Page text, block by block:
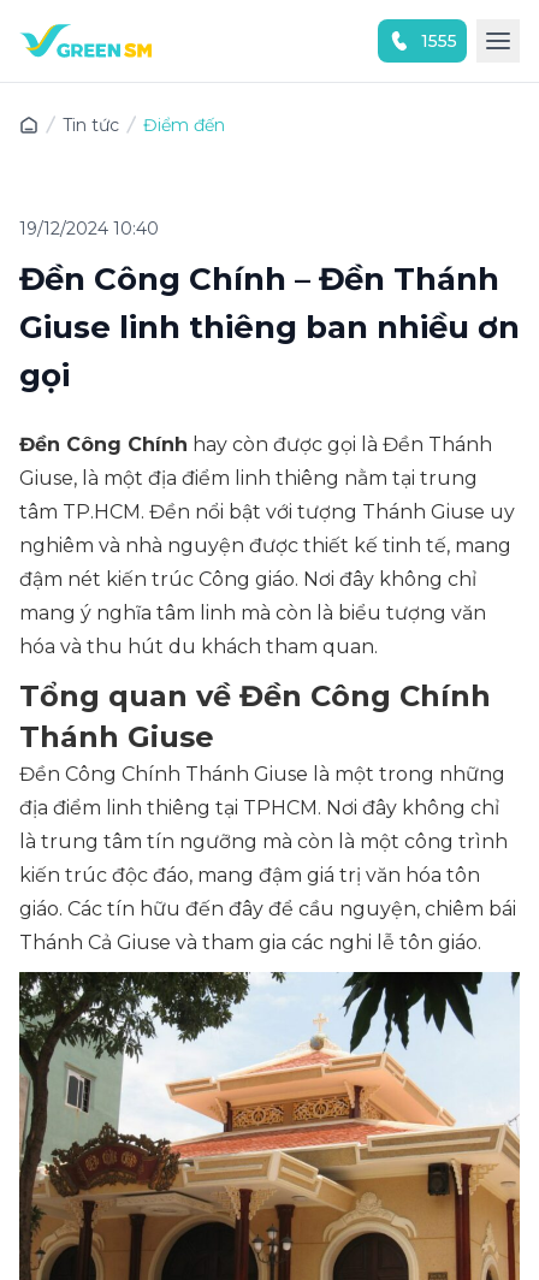
1555
Tin tức Điểm đến
19/12/2024 10:40
Đền Công Chính – Đền Thánh
Giuse linh thiêng ban nhiều ơn
gọi
Đền Công Chính hay còn được gọi là Đền Thánh
Giuse, là một địa điểm linh thiêng nằm tại trung
tâm TP.HCM. Đền nổi bật với tượng Thánh Giuse uy
nghiêm và nhà nguyện được thiết kế tinh tế, mang
đậm nét kiến trúc Công giáo. Nơi đây không chỉ
mang ý nghĩa tâm linh mà còn là biểu tượng văn
hóa và thu hút du khách tham quan.
Tổng quan về Đền Công Chính
Thánh Giuse
Đền Công Chính Thánh Giuse là một trong những
địa điểm linh thiêng tại TPHCM. Nơi đây không chỉ
là trung tâm tín ngưỡng mà còn là một công trình
kiến trúc độc đáo, mang đậm giá trị văn hóa tôn
giáo. Các tín hữu đến đây để cầu nguyện, chiêm bái
Thánh Cả Giuse và tham gia các nghi lễ tôn giáo.